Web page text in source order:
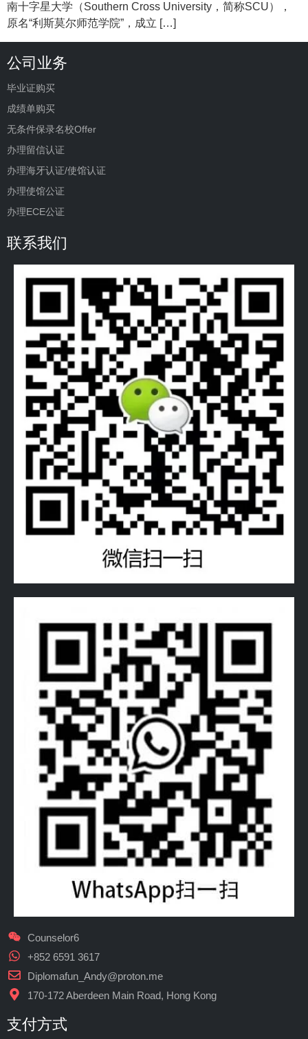
南十字星大学（Southern Cross University，简称SCU），
原名“利斯莫尔师范学院”，成立 […]
公司业务
毕业证购买
成绩单购买
无条件保录名校Offer
办理留信认证
办理海牙认证/使馆认证
办理使馆公证
办理ECE公证
联系我们
Counselor6
+852 6591 3617
Diplomafun_Andy@proton.me
170-172 Aberdeen Main Road, Hong Kong
支付方式